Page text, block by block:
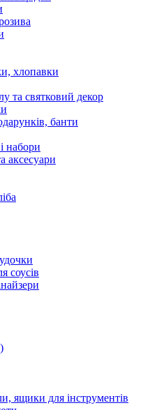
хлопавки
та святковий декор
банти
набори
аксесуари
соусів
ящики для інструментів